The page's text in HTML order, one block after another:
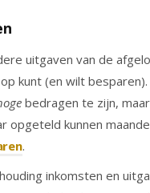
uitgaven van de
kunt (en wilt
bedragen te zijn,
opgeteld kunnen
.
inkomsten en